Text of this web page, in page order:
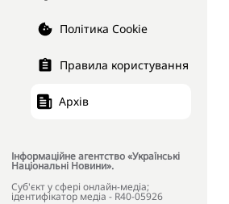
Політика Cookie
Правила користування
Архів
Інформаційне агентство «Українські
Національні Новини».
Cуб'єкт у сфері онлайн-медіа;
ідентифікатор медіа - R40-05926